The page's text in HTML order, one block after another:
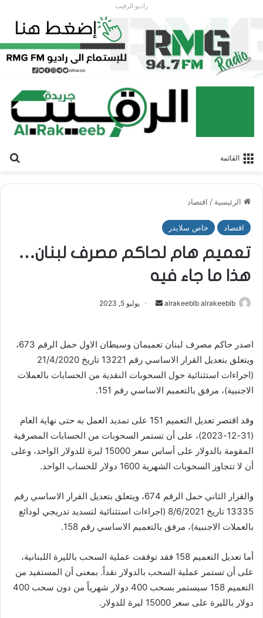
راديو الرقيب
القائمة
الرئيسية / اقتصاد
اقتصاد خاص سلايدر
تعميم هام لحاكم مصرف لبنان…
هذا ما جاء فيه
alrakeeblb alrakeeblb
أرسل يوليو 5, 2023
اصدر حاكم مصرف لبنان تعميمان وسيطان الاول حمل الرقم 673،
ويتعلق بتعديل القرار الاساسي رقم 13221 تاريخ 21/4/2020
(اجراءات استثنائية حول السحوبات النقدية من الحسابات بالعملات
الاجنبية)، مرفق بالتعميم الاساسي رقم 151.
وقد اقتصر تعديل التعميم 151 على تمديد العمل به حتى نهاية العام
(31-12-2023)، على أن تستمر السحوبات من الحسابات المصرفية
المقومة بالدولار على أساس سعر 15000 ليرة للدولار الواحد، وعلى
أن لا تتجاوز السحوبات الشهرية 1600 دولار للحساب الواحد.
والقرار الثاني حمل الرقم 674، ويتعلق بتعديل القرار الاساسي رقم
13335 تاريخ 8/6/2021 (اجراءات استثنائية لتسديد تدريجي لودائع
بالعملات الاجنبية)، مرفق بالتعميم الاساسي رقم 158.
أما تعديل التعميم 158 فقد توقفت عملية السحب بالليرة اللبنانية،
على أن تستمر عملية السحب بالدولار نقداً. بمعنى أن المستفيد من
التعميم 158 سيستمر بسحب 400 دولار شهرياً من دون سحب 400
دولار بالليرة على سعر 15000 ليرة للدولار.